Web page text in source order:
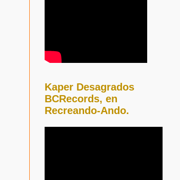
Kaper Desagrados
BCRecords, en
Recreando-Ando.